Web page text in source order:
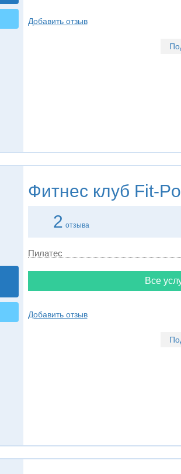
Добавить отзыв
Фитнес клуб Fit-
2 отзыва
Пилатес
Все
Добавить отзыв